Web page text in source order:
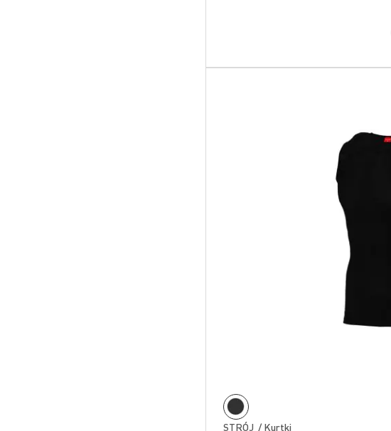
STRÓJ / Kurtki